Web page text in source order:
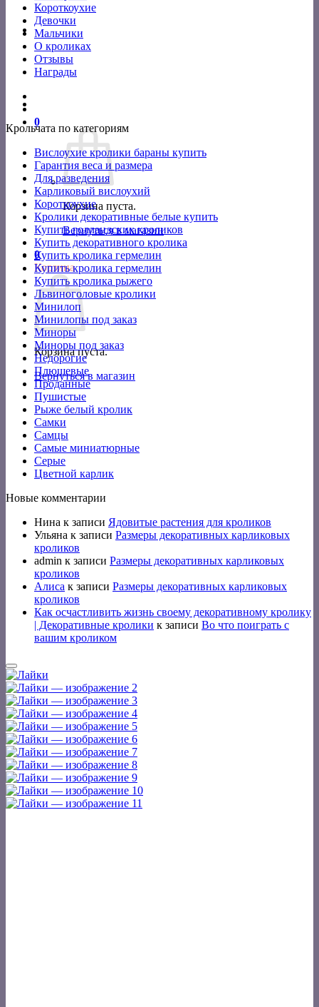
Короткоухие
Девочки
Мальчики
О кроликах
Отзывы
Награды
0
Корзина пуста.
Вернуться в магазин
0
Корзина
Корзина пуста.
Вернуться в магазин
Крольчата по категориям
Вислоухие кролики бараны купить
Гарантия веса и размера
Для разведения
Карликовый вислоухий
Короткоухие
Кролики декоративные белые купить
Купить голландских кроликов
Купить декоративного кролика
Купить кролика гермелин
Купить кролика гермелин
Купить кролика рыжего
Львиноголовые кролики
Минилоп
Минилопы под заказ
Миноры
Миноры под заказ
Недорогие
Плюшевые
Проданные
Пушистые
Рыже белый кролик
Самки
Самцы
Самые миниатюрные
Серые
Цветной карлик
Новые комментарии
Нина к записи Ядовитые растения для кроликов
Ульяна к записи Размеры декоративных карликовых
кроликов
admin к записи Размеры декоративных карликовых
кроликов
Алиса к записи Размеры декоративных карликовых
кроликов
Как осчастливить жизнь своему декоративному кролику
| Декоративные кролики к записи Во что поиграть с
вашим кроликом